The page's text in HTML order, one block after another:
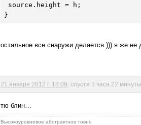
}
остальное все снаружи делается ))) я же
21 января 2012 г. 18:09 , спустя 3 часа 22
тю блин…
Высокоуровневое абстрактное говно